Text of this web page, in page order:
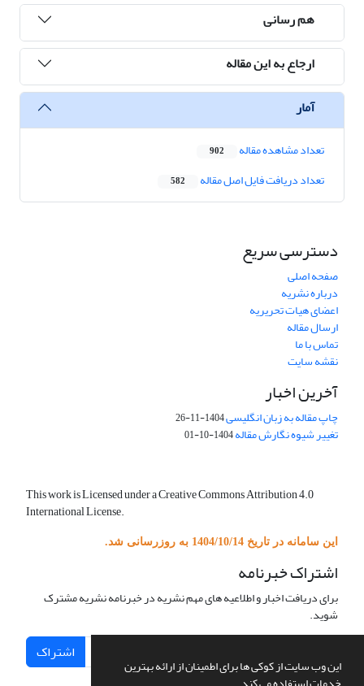
این وب سایت از کوکی ها برای اطمینان از ارائه بهترین
هم رسانی
ارجاع به این مقاله
آمار
تعداد مشاهده مقاله 902
تعداد دریافت فایل اصل مقاله 582
دسترسی سریع
صفحه اصلی
درباره نشریه
اعضای هیات تحریریه
ارسال مقاله
تماس با ما
نقشه سایت
آخرین اخبار
چاپ مقاله به زبان انگلیسی1404-11-26
تغییر شیوه نگارش مقاله1404-10-01
This work is Licensed under a Creative Commons Attribution 4.0
International License.
این سامانه در تاریخ 1404/10/14 به روزرسانی شد.
اشتراک خبرنامه
برای دریافت اخبار و اطلاعیه های مهم نشریه در خبرنامه نشریه مشترک
شوید.
اشتراک